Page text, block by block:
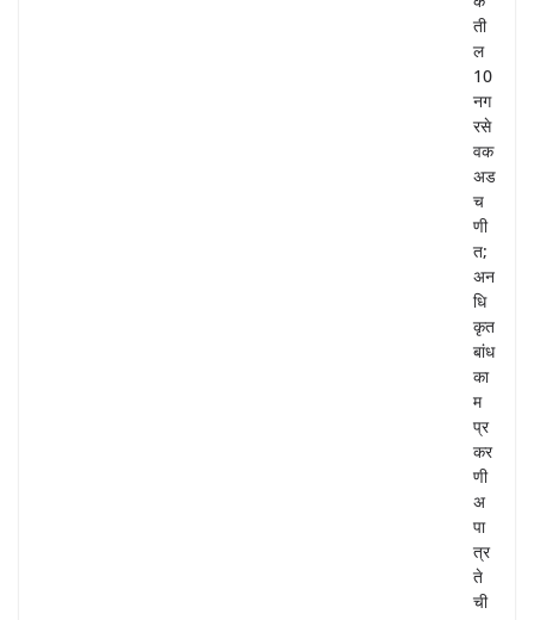
ती
ल
10
नग
रसे
वक
अड
च
णी
त;
अन
धि
कृत
बांध
का
म
प्र
कर
णी
अ
पा
त्र
ते
ची